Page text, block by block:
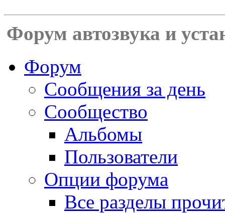
Форум автозвука и
Форум
Сообщения за день
Сообщество
Альбомы
Пользователи
Опции форума
Все разделы